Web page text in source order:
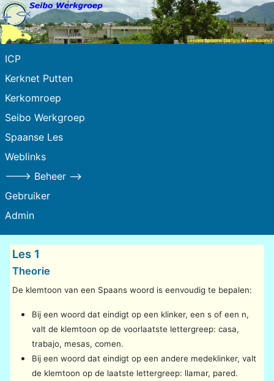
ICP
Kerknet Putten
Kerkomroep
Seibo Werkgroep
Spaanse Les
Weblinks
---> Beheer -->
Gebruiker
Admin
Les 1
Theorie
De klemtoon van een Spaans woord is eenvoudig te bepalen:
Bij een woord dat eindigt op een klinker, een s of een n,
valt de klemtoon op de voorlaatste lettergreep: casa,
trabajo, mesas, comen.
Bij een woord dat eindigt op een andere medeklinker, valt
de klemtoon op de laatste lettergreep: llamar, pared.